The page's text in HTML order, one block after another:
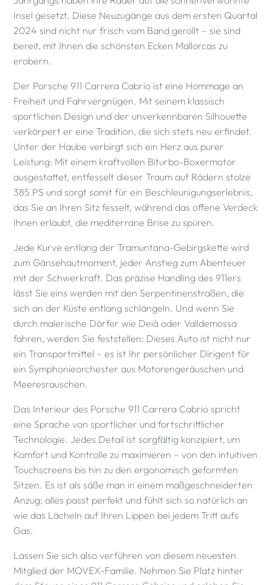
Insel gesetzt. Diese Neuzugänge aus dem ersten Quartal
2024 sind nicht nur frisch vom Band gerollt – sie sind
bereit, mit Ihnen die schönsten Ecken Mallorcas zu
erobern.
Der Porsche 911 Carrera Cabrio ist eine Hommage an
Freiheit und Fahrvergnügen. Mit seinem klassisch
sportlichen Design und der unverkennbaren Silhouette
verkörpert er eine Tradition, die sich stets neu erfindet.
Unter der Haube verbirgt sich ein Herz aus purer
Leistung: Mit einem kraftvollen Biturbo-Boxermotor
ausgestattet, entfesselt dieser Traum auf Rädern stolze
385 PS und sorgt somit für ein Beschleunigungserlebnis,
das Sie an Ihren Sitz fesselt, während das offene Verdeck
Ihnen erlaubt, die mediterrane Brise zu spüren.
Jede Kurve entlang der Tramuntana-Gebirgskette wird
zum Gänsehautmoment, jeder Anstieg zum Abenteuer
mit der Schwerkraft. Das präzise Handling des 911ers
lässt Sie eins werden mit den Serpentinenstraßen, die
sich an der Küste entlang schlängeln. Und wenn Sie
durch malerische Dörfer wie Deià oder Valldemossa
fahren, werden Sie feststellen: Dieses Auto ist nicht nur
ein Transportmittel – es ist Ihr persönlicher Dirigent für
ein Symphonieorchester aus Motorengeräuschen und
Meeresrauschen.
Das Interieur des Porsche 911 Carrera Cabrio spricht
eine Sprache von sportlicher und fortschrittlicher
Technologie. Jedes Detail ist sorgfältig konzipiert, um
Komfort und Kontrolle zu maximieren – von den intuitiven
Touchscreens bis hin zu den ergonomisch geformten
Sitzen. Es ist als säße man in einem maßgeschneiderten
Anzug; alles passt perfekt und fühlt sich so natürlich an
wie das Lächeln auf Ihren Lippen bei jedem Tritt aufs
Gas.
Lassen Sie sich also verführen von diesem neuesten
Mitglied der MOVEX-Familie. Nehmen Sie Platz hinter